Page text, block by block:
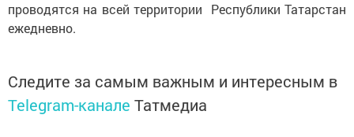
проводятся на всей территории Республики Татарстан
ежедневно.
Следите за самым важным и интересным в
Telegram-канале Татмедиа